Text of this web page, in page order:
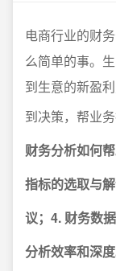
电商行业的财
么简单的事。
到生意的新盈
到决策，帮业
财务分析如何
指标的选取与
议；4. 财务数
分析效率和深度